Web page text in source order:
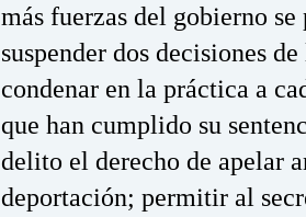
más fuerzas del gobierno
suspender dos decisiones
condenar en la práctica a
que han cumplido su
delito el derecho de apelar
deportación; permitir al